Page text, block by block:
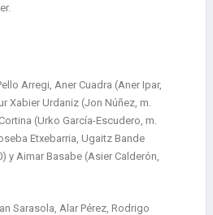
Arregi, Aner Cuadra (Aner Ipar,
Xabier Urdaniz (Jon Núñez, m.
(Urko García-Escudero, m.
Etxebarria, Ugaitz Bande
y Aimar Basabe (Asier Calderón,
Sarasola, Alar Pérez, Rodrigo